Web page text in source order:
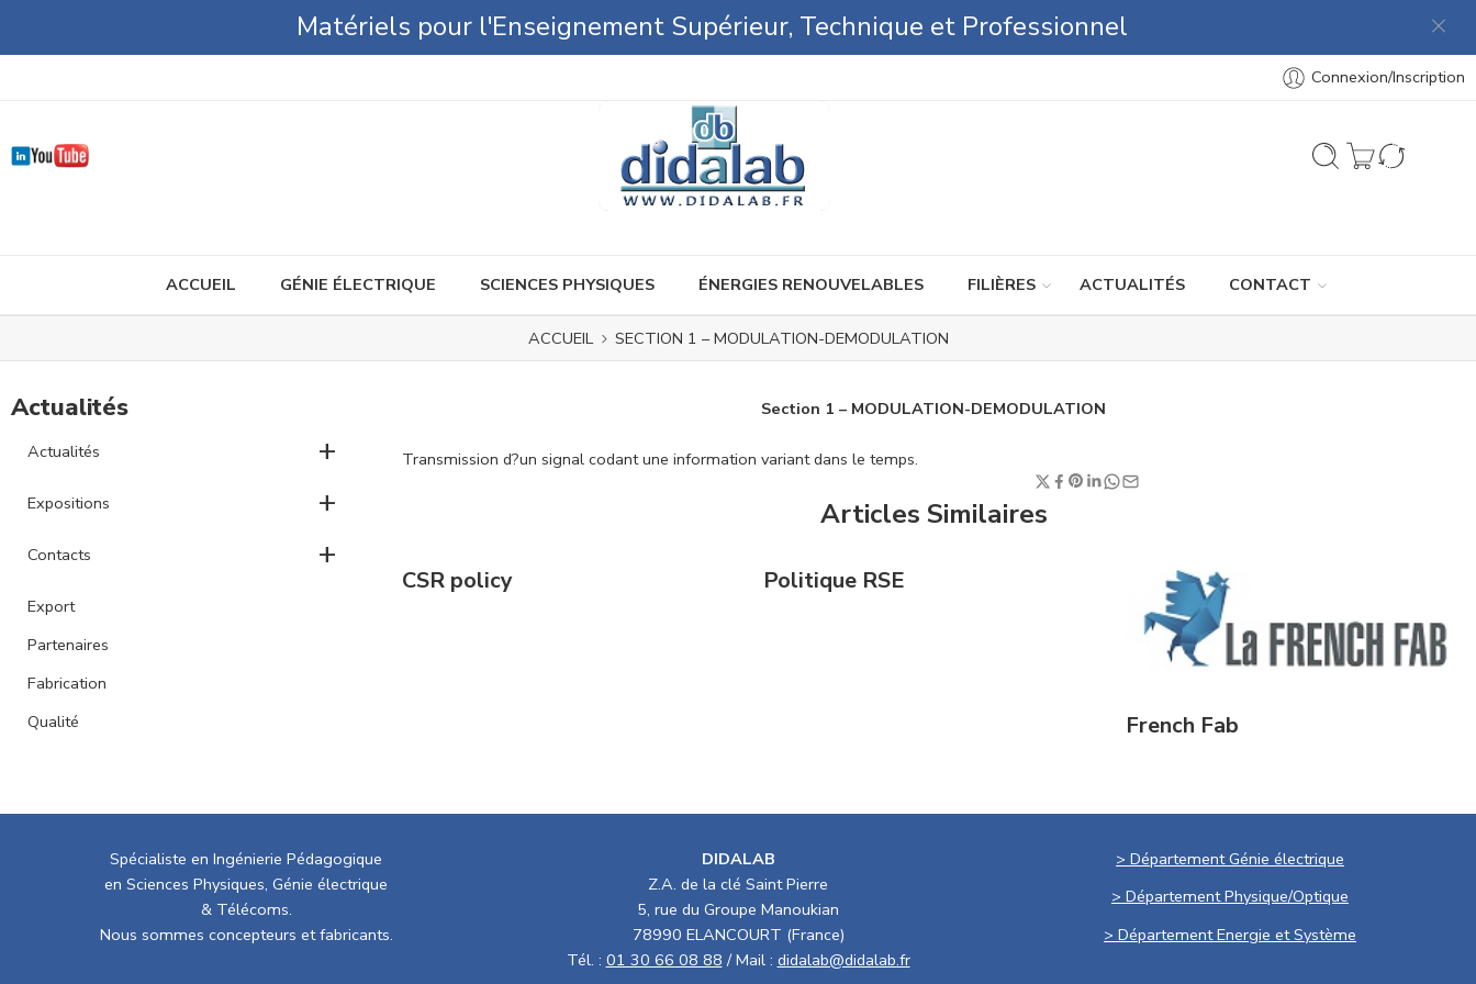
Matériels pour l'Enseignement Supérieur, Technique et Professionnel
Connexion/Inscription
ACCUEIL GÉNIE ÉLECTRIQUE SCIENCES PHYSIQUES ÉNERGIES RENOUVELABLES FILIÈRES ACTUALITÉS CONTACT
ACCUEIL SECTION 1 – MODULATION-DEMODULATION
Section 1 – MODULATION-DEMODULATION
Transmission d?un signal codant une information variant dans le temps.
Articles Similaires
CSR policy Politique RSE
French Fab
Actualités
Actualités +
Expositions +
Contacts +
Export
Partenaires
Fabrication
Qualité
Spécialiste en Ingénierie Pédagogique
en Sciences Physiques, Génie électrique
& Télécoms.
Nous sommes concepteurs et fabricants.
DIDALAB
Z.A. de la clé Saint Pierre
5, rue du Groupe Manoukian
78990 ELANCOURT (France)
Tél. : 01 30 66 08 88 / Mail : didalab@didalab.fr
> Département Génie électrique
> Département Physique/Optique
> Département Energie et Système